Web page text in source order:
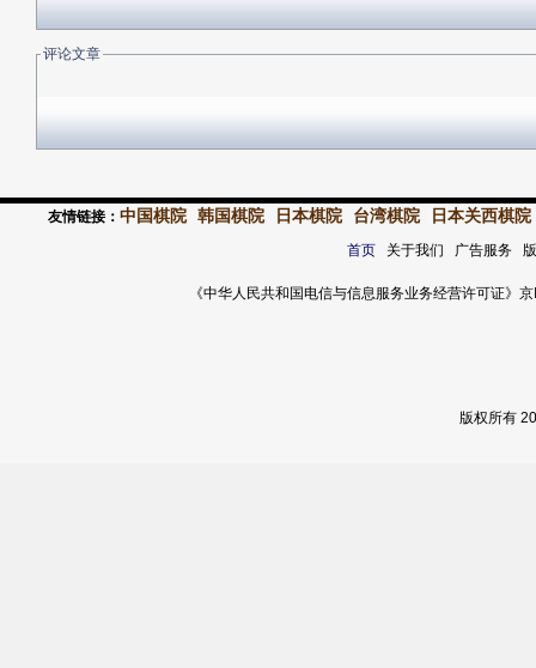
评论文章
友情链接： 中国棋院 韩国棋院 日本棋院 台湾棋院 日本关西棋院
首页关于我们 广告服务
《中华人民共和国电信与信息服务业务经营许可证
版权所有